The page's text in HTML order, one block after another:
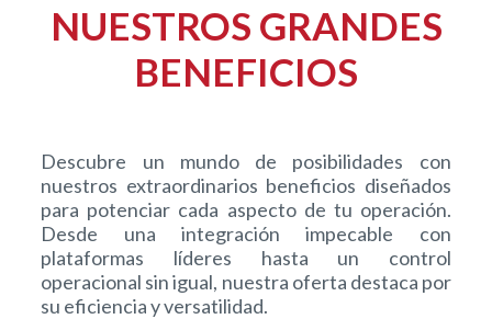
NUESTROS GRANDES
BENEFICIOS
Descubre un mundo de posibilidades con
nuestros extraordinarios beneficios diseñados
para potenciar cada aspecto de tu operación.
Desde una integración impecable con
plataformas líderes hasta un control
operacional sin igual, nuestra oferta destaca por
su eficiencia y versatilidad.